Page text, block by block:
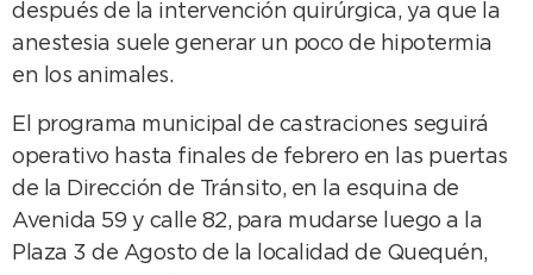
después de la intervención quirúrgica, ya que la
anestesia suele generar un poco de hipotermia
en los animales.
El programa municipal de castraciones seguirá
operativo hasta finales de febrero en las puertas
de la Dirección de Tránsito, en la esquina de
Avenida 59 y calle 82, para mudarse luego a la
Plaza 3 de Agosto de la localidad de Quequén,